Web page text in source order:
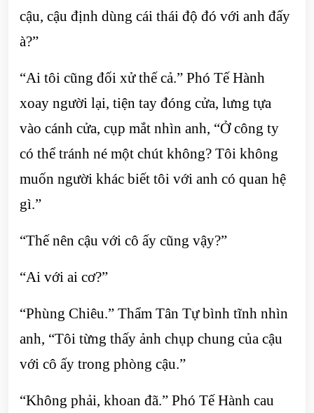
cậu, cậu định dùng cái thái độ đó với anh đấy
à?”
“Ai tôi cũng đối xử thế cả.” Phó Tế Hành
xoay người lại, tiện tay đóng cửa, lưng tựa
vào cánh cửa, cụp mắt nhìn anh, “Ở công ty
có thể tránh né một chút không? Tôi không
muốn người khác biết tôi với anh có quan hệ
gì.”
“Thế nên cậu với cô ấy cũng vậy?”
“Ai với ai cơ?”
“Phùng Chiêu.” Thẩm Tân Tự bình tĩnh nhìn
anh, “Tôi từng thấy ảnh chụp chung của cậu
với cô ấy trong phòng cậu.”
“Không phải, khoan đã.” Phó Tế Hành cau